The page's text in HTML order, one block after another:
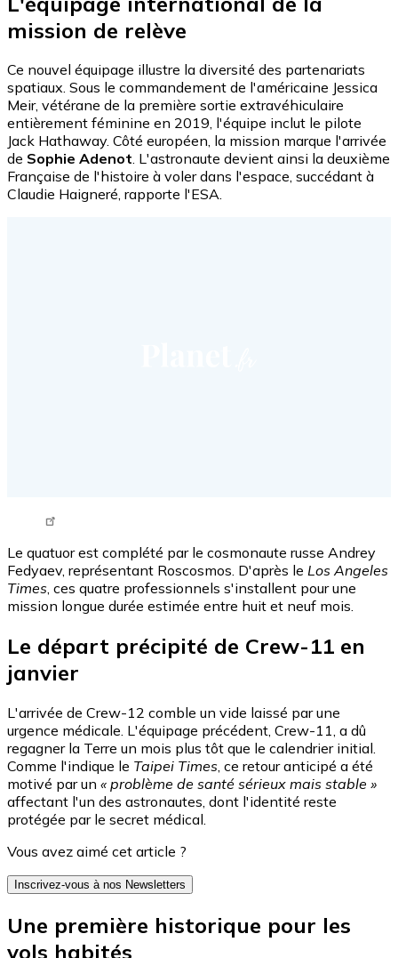
mission de relève
Ce nouvel équipage illustre la diversité des partenariats
spatiaux. Sous le commandement de l'américaine Jessica
Meir, vétérane de la première sortie extravéhiculaire
entièrement féminine en 2019, l'équipe inclut le pilote
Jack Hathaway. Côté européen, la mission marque l'arrivée
de Sophie Adenot. L'astronaute devient ainsi la deuxième
Française de l'histoire à voler dans l'espace, succédant à
Claudie Haigneré, rapporte l'ESA.
Tweet URL
Le quatuor est complété par le cosmonaute russe Andrey
Fedyaev, représentant Roscosmos. D'après le Los Angeles
Times, ces quatre professionnels s'installent pour une
mission longue durée estimée entre huit et neuf mois.
Le départ précipité de Crew-11 en
janvier
L'arrivée de Crew-12 comble un vide laissé par une
urgence médicale. L'équipage précédent, Crew-11, a dû
regagner la Terre un mois plus tôt que le calendrier initial.
Comme l'indique le Taipei Times, ce retour anticipé a été
motivé par un « problème de santé sérieux mais stable »
affectant l'un des astronautes, dont l'identité reste
protégée par le secret médical.
Vous avez aimé cet article ?
Inscrivez-vous à nos Newsletters
Une première historique pour les
vols habités